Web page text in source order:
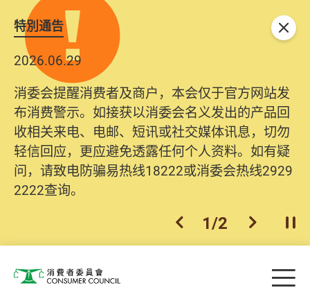
特別通告
2026.06.29
消委会提醒消费者及商户，本会仅于官方网站发
布消费警示。如接获以消委会名义发出的产品回
收相关来电、电邮、短讯或社交媒体讯息，切勿
轻信回应，更应避免透露任何个人资料。如有疑
问，请致电防骗易热线18222或消委会热线2929
2222查询。
上一个
1/2 下一个开
关闭
消费者委员会 目